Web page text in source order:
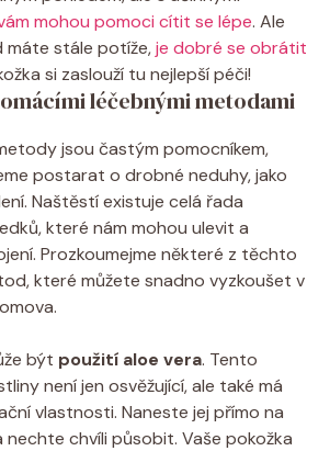
mohou pomoci cítit se lépe. Ale
stále potíže,je dobré se obrátit
si zaslouží tu nejlepší péči!
léčebnými metodami
jsou častým pomocníkem,
postarat o drobné neduhy, jako
Naštěstí existuje celá řada
které nám mohou ulevit a
Prozkoumejme některé z těchto
které můžete snadno vyzkoušet v
být použití aloe vera. Tento
není jen osvěžující, ale také má
vlastnosti. Naneste jej přímo na
chvíli působit. Vaše pokožka